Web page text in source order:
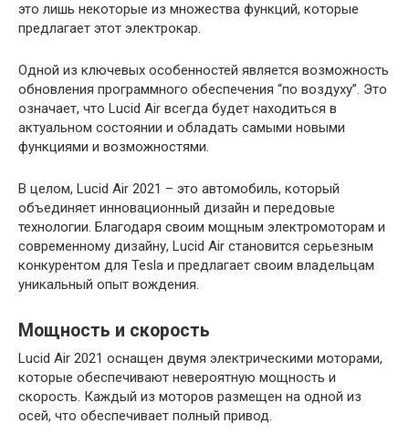
это лишь некоторые из множества функций, которые
предлагает этот электрокар.
Одной из ключевых особенностей является возможность
обновления программного обеспечения “по воздуху”. Это
означает, что Lucid Air всегда будет находиться в
актуальном состоянии и обладать самыми новыми
функциями и возможностями.
В целом, Lucid Air 2021 – это автомобиль, который
объединяет инновационный дизайн и передовые
технологии. Благодаря своим мощным электромоторам и
современному дизайну, Lucid Air становится серьезным
конкурентом для Tesla и предлагает своим владельцам
уникальный опыт вождения.
Мощность и скорость
Lucid Air 2021 оснащен двумя электрическими моторами,
которые обеспечивают невероятную мощность и
скорость. Каждый из моторов размещен на одной из
осей, что обеспечивает полный привод.